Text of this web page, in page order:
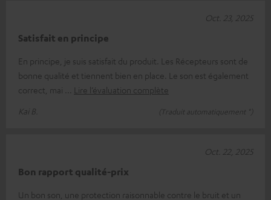
Satisfait en principe
En principe, je suis satisfait du produit. Les Récepteurs sont de
bonne qualité et tiennent bien en place. Le son est également
correct, mai
Lire l’évaluation complète
Kai B.
(Traduit automatiquement *)
Oct. 23, 2025
Bon rapport qualité-prix
Un bon son, une protection raisonnable contre le bruit et un
Oct. 22, 2025